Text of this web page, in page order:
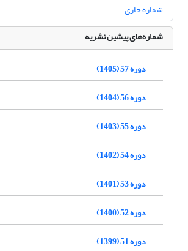
شماره جاری
شماره‌های پیشین نشریه
دوره 57 (1405)
دوره 56 (1404)
دوره 55 (1403)
دوره 54 (1402)
دوره 53 (1401)
دوره 52 (1400)
دوره 51 (1399)